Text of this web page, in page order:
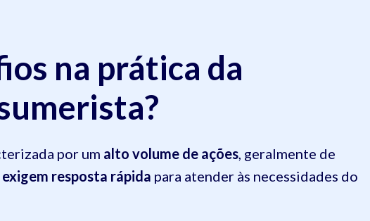
na prática da
por um alto volume de ações , geralmente de
exigem resposta rápida para atender às necessidades do